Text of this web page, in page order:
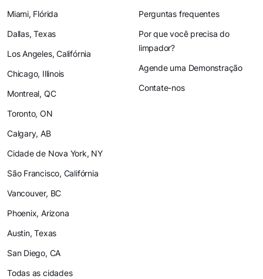
Miami, Flórida
Dallas, Texas
Los Angeles, Califórnia
Chicago, Illinois
Montreal, QC
Toronto, ON
Calgary, AB
Cidade de Nova York, NY
São Francisco, Califórnia
Vancouver, BC
Phoenix, Arizona
Austin, Texas
San Diego, CA
Todas as cidades
Perguntas frequentes
Por que você precisa do
limpador?
Agende uma Demonstração
Contate-nos